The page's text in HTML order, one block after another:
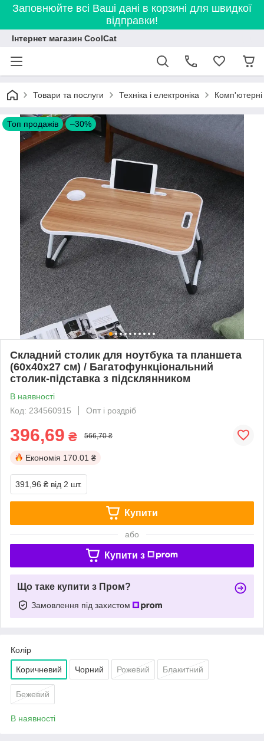
Заповнюйте всі Ваші дані в корзині для швидкої
відправки!
Інтернет магазин CoolCat
Товари та послуги Техніка і електроніка Комп'ютерні
Топ продажів –30%
Складний столик для ноутбука та планшета
(60х40х27 см) / Багатофункціональний
столик-підставка з підсклянником
В наявності
Код: 234560915
Опт і роздріб
396,69 ₴ 566,70 ₴
Економія 170.01 ₴
391,96 ₴ від 2 шт.
Купити
або
Купити з
Що таке купити з Пром?
Замовлення під захистом
Колір
Коричневий Чорний Рожевий Блакитний
Бежевий
В наявності